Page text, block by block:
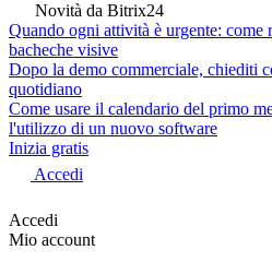
Novità da Bitrix24
Quando ogni attività è urgente:
bacheche visive
Dopo la demo commerciale, chiediti
quotidiano
Come usare il calendario del primo
l'utilizzo di un nuovo software
Inizia gratis
Accedi
Accedi
Mio account